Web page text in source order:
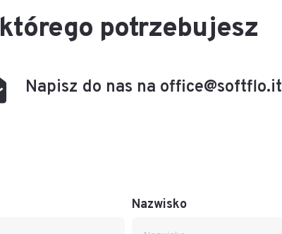
którego potrzebujesz
Napisz do nas na office@softflo.it
Nazwisko